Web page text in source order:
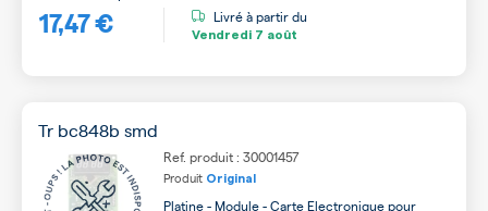
17,47 € Livré à partir du
Vendredi 7 août
Tr bc848b smd
Ref. produit : 30001457
Produit Original
Platine - Module - Carte Electronique pour